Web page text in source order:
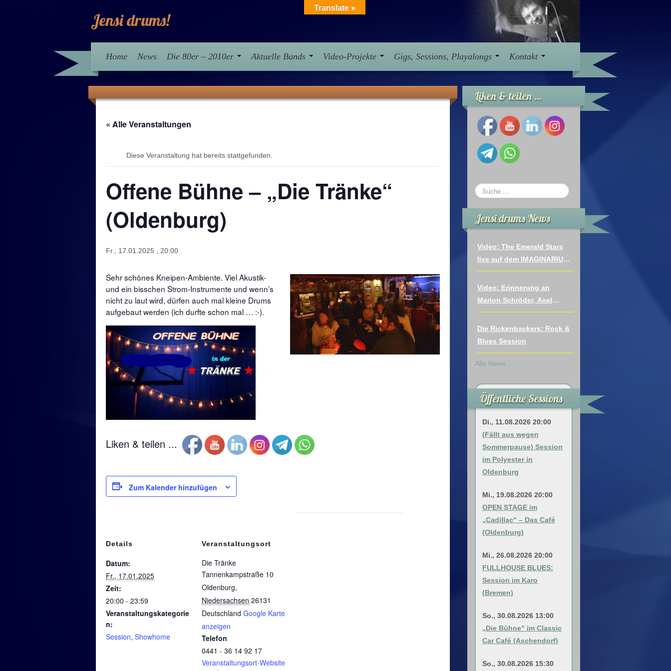
Jensi drums!
Home News Die 80er – 2010er Aktuelle Bands Video-Projekte Gigs, Sessions, Playalongs Kontakt
« Alle Veranstaltungen
Diese Veranstaltung hat bereits stattgefunden.
Offene Bühne – „Die Tränke“
(Oldenburg)
Fr., 17.01.2025 , 20:00
Sehr schönes Kneipen-Ambiente. Viel Akustik-
und ein bisschen Strom-Instrumente und wenn’s
nicht zu laut wird, dürfen auch mal kleine Drums
aufgebaut werden (ich durfte schon mal … :-).
Liken & teilen ...
Zum Kalender hinzufügen
Details
Datum:
Fr., 17.01.2025
Zeit:
20:00 - 23:59
Veranstaltungskategorie
n:
Session, Showhome
Veranstaltungsort
Die Tränke
Tannenkampstraße 10
Oldenburg,
Niedersachsen 26131
Deutschland Google Karte
anzeigen
Telefon
0441 - 36 14 92 17
Veranstaltungsort-Website
Liken & teilen …
Jensi drums News
Video: The Emerald Stars
live auf dem IMAGINARIUM
FESTIVAL: Vagabonds Of
The Western World (Thin
Lizzy)
Video: Erinnerung an
Marion Schröder, Axel
Draeger, Andreas Hönsch
Die Rickenbackers: Rock &
Blues Session
Alle News ...
Öffentliche Sessions
Di., 11.08.2026 20:00
(Fällt aus wegen
Sommerpause) Session
im Polyester in
Oldenburg
Mi., 19.08.2026 20:00
OPEN STAGE im
„Cadillac“ – Das Café
(Oldenburg)
Mi., 26.08.2026 20:00
FULLHOUSE BLUES:
Session im Karo
(Bremen)
So., 30.08.2026 13:00
„Die Bühne“ im Classic
Car Café (Aschendorf)
So., 30.08.2026 15:30
Translate »